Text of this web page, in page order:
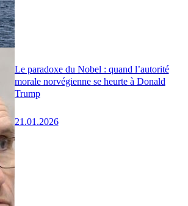
Le paradoxe du Nobel : quand l’autorité
morale norvégienne se heurte à Donald
Trump
21.01.2026